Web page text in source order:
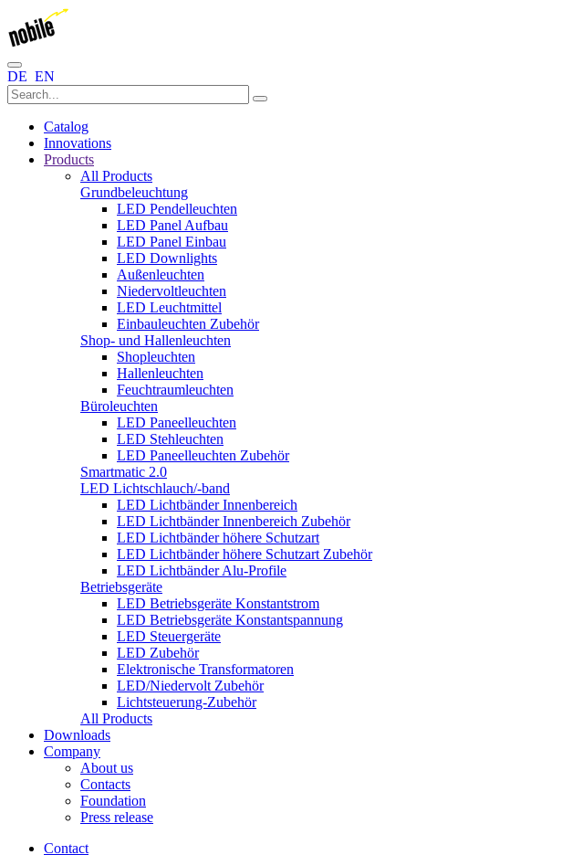
DE EN
Catalog
Innovations
Products
All Products
Grundbeleuchtung
LED Pendelleuchten
LED Panel Aufbau
LED Panel Einbau
LED Downlights
Außenleuchten
Niedervoltleuchten
LED Leuchtmittel
Einbauleuchten Zubehör
Shop- und Hallenleuchten
Shopleuchten
Hallenleuchten
Feuchtraumleuchten
Büroleuchten
LED Paneelleuchten
LED Stehleuchten
LED Paneelleuchten Zubehör
Smartmatic 2.0
LED Lichtschlauch/-band
LED Lichtbänder Innenbereich
LED Lichtbänder Innenbereich Zubehör
LED Lichtbänder höhere Schutzart
LED Lichtbänder höhere Schutzart Zubehör
LED Lichtbänder Alu-Profile
Betriebsgeräte
LED Betriebsgeräte Konstantstrom
LED Betriebsgeräte Konstantspannung
LED Steuergeräte
LED Zubehör
Elektronische Transformatoren
LED/Niedervolt Zubehör
Lichtsteuerung-Zubehör
All Products
Downloads
Company
About us
Contacts
Foundation
Press release
Contact